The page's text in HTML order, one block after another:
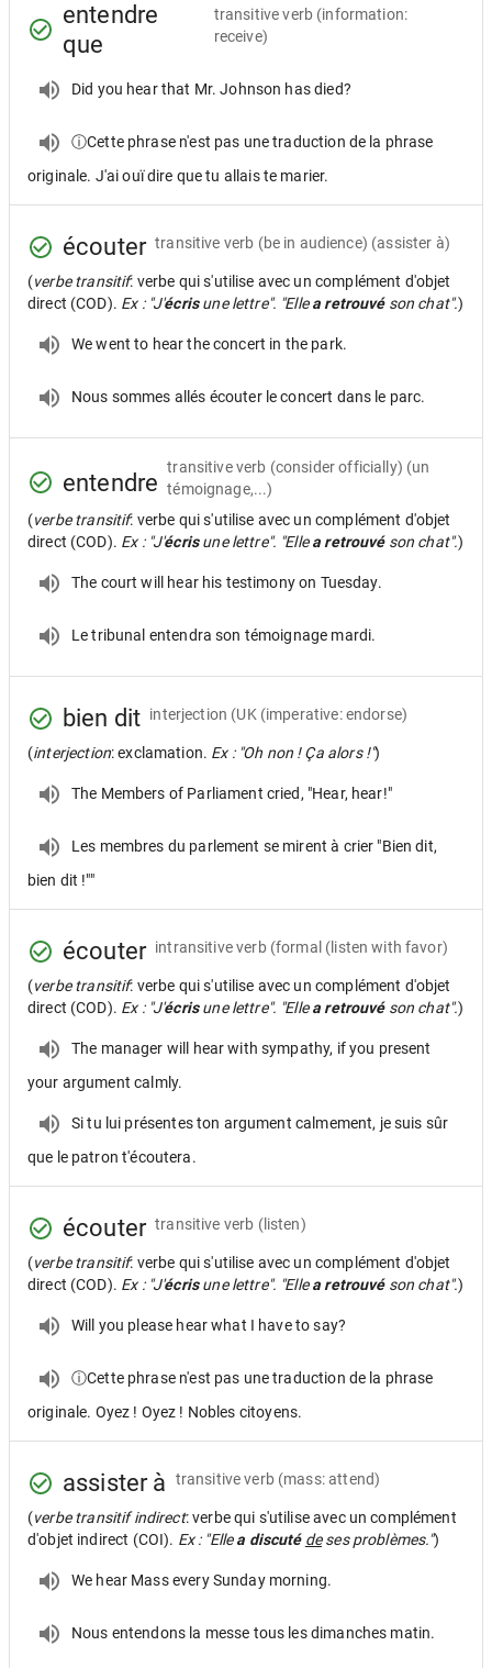
entendre
que
transitive verb (information:
receive)
Did you hear that Mr. Johnson has died?
ⓘCette phrase n'est pas une traduction de la phrase
originale. J'ai ouï dire que tu allais te marier.
écouter transitive verb (be in audience) (assister à)
(verbe transitif: verbe qui s'utilise avec un complément d'objet
direct (COD). Ex : "J'écrisune lettre". "Ellea retrouvéson chat".)
We went to hear the concert in the park.
Nous sommes allés écouter le concert dans le parc.
entendre
transitive verb (consider officially) (un
témoignage,...)
(verbe transitif: verbe qui s'utilise avec un complément d'objet
direct (COD). Ex : "J'écrisune lettre". "Ellea retrouvéson chat".)
The court will hear his testimony on Tuesday.
Le tribunal entendra son témoignage mardi.
bien dit interjection (UK (imperative: endorse)
(interjection: exclamation. Ex : "Oh non ! Ça alors !")
The Members of Parliament cried, "Hear, hear!"
Les membres du parlement se mirent à crier "Bien dit,
bien dit !""
écouter intransitive verb (formal (listen with favor)
(verbe transitif: verbe qui s'utilise avec un complément d'objet
direct (COD). Ex : "J'écrisune lettre". "Ellea retrouvéson chat".)
The manager will hear with sympathy, if you present
your argument calmly.
Si tu lui présentes ton argument calmement, je suis sûr
que le patron t'écoutera.
écouter transitive verb (listen)
(verbe transitif: verbe qui s'utilise avec un complément d'objet
direct (COD). Ex : "J'écrisune lettre". "Ellea retrouvéson chat".)
Will you please hear what I have to say?
ⓘCette phrase n'est pas une traduction de la phrase
originale. Oyez ! Oyez ! Nobles citoyens.
assister à transitive verb (mass: attend)
(verbe transitif indirect: verbe qui s'utilise avec un complément
d'objet indirect (COI). Ex : "Ellea discuté deses problèmes.")
We hear Mass every Sunday morning.
Nous entendons la messe tous les dimanches matin.